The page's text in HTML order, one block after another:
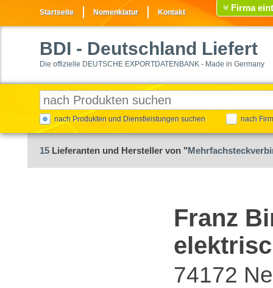
Startseite Nomenklatur Kontakt Firma
BDI - Deutschland Liefert
Die offizielle DEUTSCHE EXPORTDATENBANK - Made in Germany
nach Produkten und Dienstleistungen suchen nach
15 Lieferanten und Hersteller von "
Franz
74172